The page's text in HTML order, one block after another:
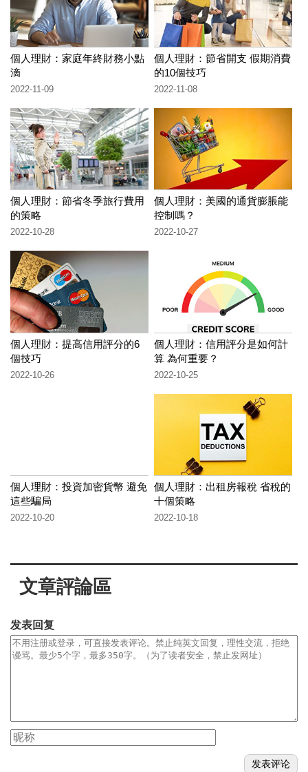
個人理財：家庭年終財務小點
滴
2022-11-09
個人理財：節省開支 假期消費
的10個技巧
2022-11-08
個人理財：節省冬季旅行費用
的策略
2022-10-28
個人理財：美國的通貨膨脹能
控制嗎？
2022-10-27
個人理財：提高信用評分的6
個技巧
2022-10-26
個人理財：信用評分是如何計
算 為何重要？
2022-10-25
個人理財：投資加密貨幣 避免
這些騙局
2022-10-20
個人理財：出租房報稅 省稅的
十個策略
2022-10-18
文章評論區
发表回复